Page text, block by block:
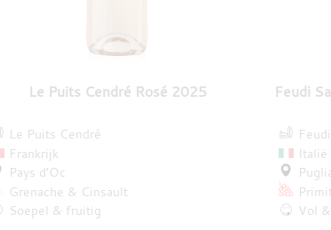
Le Puits Cendré Rosé 2025
Le Puits Cendré
Frankrijk
Pays d’Oc
Grenache
Cinsault
Soepel & fruitig
Feudi
Italië
Vol